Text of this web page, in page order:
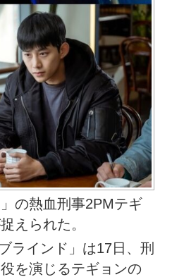
の熱血刑事2PMテギ
えられた。
ラインド」は17日、刑
を演じるテギョンの